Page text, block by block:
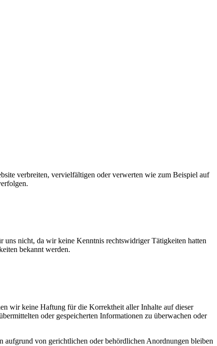
verbreiten, vervielfältigen oder verwerten wie zum Beispiel auf
nicht, da wir keine Kenntnis rechtswidriger Tätigkeiten hatten
bekannt werden.
wir keine Haftung für die Korrektheit aller Inhalte auf dieser
oder gespeicherten Informationen zu überwachen oder
von gerichtlichen oder behördlichen Anordnungen bleiben